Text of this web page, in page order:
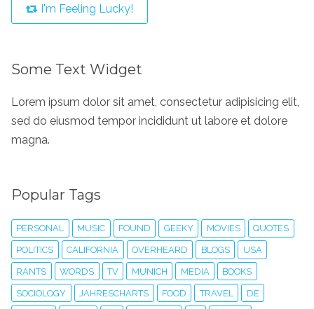
I'm Feeling Lucky!
Some Text Widget
Lorem ipsum dolor sit amet, consectetur adipisicing elit,
sed do eiusmod tempor incididunt ut labore et dolore
magna.
Popular Tags
PERSONAL MUSIC FOUND GEEKY MOVIES QUOTES
POLITICS CALIFORNIA OVERHEARD BLOGS USA
RANTS WORDS TV MUNICH MEDIA BOOKS
SOCIOLOGY JAHRESCHARTS FOOD TRAVEL DE